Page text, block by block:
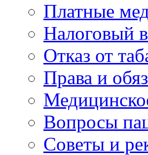
Платные
Налоговый
Отказ от
Права и
Вопросы
Советы и